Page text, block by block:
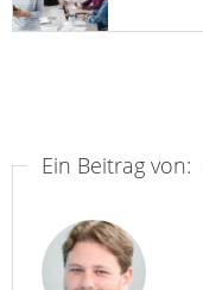
Ein Beitrag von: